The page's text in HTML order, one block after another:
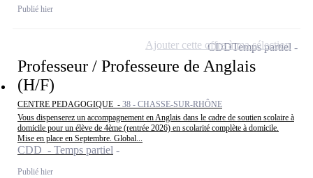
Publié hier
Professeur / Professeure de Anglais
(H/F)
CENTRE PEDAGOGIQUE - 38 - CHASSE-SUR-RHÔNE
Vous dispenserez un accompagnement en Anglais dans le cadre de soutien scolaire à
domicile pour un élève de 4ème (rentrée 2026) en scolarité complète à domicile.
Mise en place en Septembre. Global...
CDD - Temps partiel
Publié hier
CDDTemps partiel
Ajouter cette offre à ma sélection